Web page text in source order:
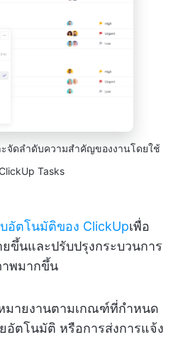
จัดลำดับความสำคัญของงานโดยใช้
ClickUp Tasks
อัตโนมัติของ ClickUpเพื่อ
ขึ้นและปรับปรุงกระบวนการ
พมากขึ้น
มายงานตามเกณฑ์ที่กำหนด
อัตโนมัติ หรือการส่งการแจ้ง